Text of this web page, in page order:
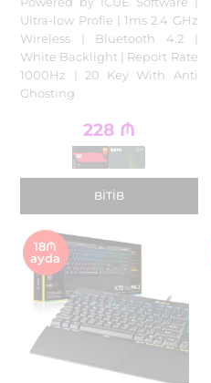
Ultra-low Profie | 1ms 2.4 GHz
Wireless | Bluetooth 4.2 |
White Backlight | Report Rate
1000Hz | 20 Key With Anti
Ghosting
228 ₼
BITIB
18₼
ayda